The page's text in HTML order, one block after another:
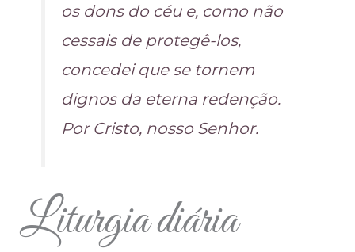
os dons do céu e, como não
cessais de protegê-los,
concedei que se tornem
dignos da eterna redenção.
Por Cristo, nosso Senhor.
Liturgia diária